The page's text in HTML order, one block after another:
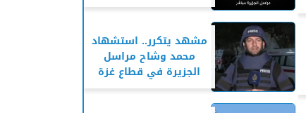
مشهد يتكرر.. استشهاد
محمد وشاح مراسل
الجزيرة في قطاع غزة